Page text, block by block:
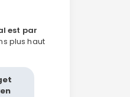
est par
plus haut